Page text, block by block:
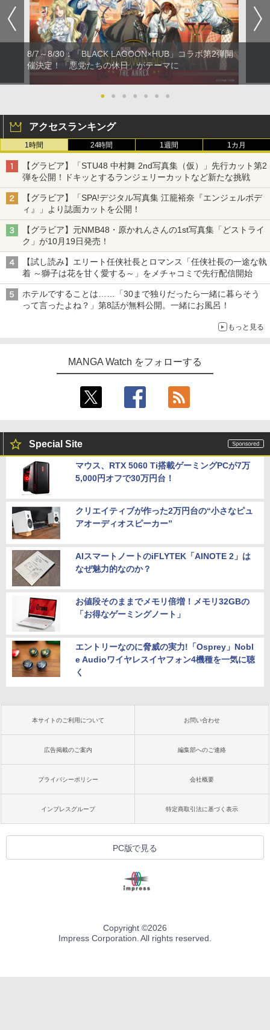
8/7～8/30：「BLACK LAGOON×HUB」コラボ第2弾開
催決定！「悪党たちの休日」がテーマに
● ● ● ● ● ● ●
アクセスランキング
1時間 24時間 1週間 1カ月
【グラビア】「STU48 中村舞 2nd写真集（仮）」先行カット第2
弾を公開！ドキッとするランジェリーカットなど新たな挑戦
【グラビア】「SPA!デジタル写真集 江籠裕奈『エンジェルボデ
ィ』」より誌面カットを公開！
【グラビア】元NMB48・原かれんさんの1st写真集「どストライ
ク」が10月19日発売！
【試し読み】エリート任侠社長とロマンス「任侠社長の一途な執
着 ～獅子は花を甘く愛する～」をメチャコミで先行配信開始
ホテルですることは……「30まで独りだったら一緒に暮らそう
って言ったよね？」第8話が無料公開。一緒にお風呂！
もっと見る
MANGA Watch をフォローする
Special Site
マウス、RTX 5060 Ti搭載ゲーミングPCが7万
5,000円オフで30万円台！
クリエイティブが作った2万円台の“小さなピュ
アオーディオスピーカー”
AIスマートノートのiFLYTEK「AINOTE 2」は
なぜ魅力的なのか？
お値段そのままでメモリ倍増！メモリ32GBの
「お得なゲーミングノート」
エントリーなのに脅威の実力!「Osprey」Nobl
e Audioワイヤレスイヤフォン4機種を一気に聴
く
本サイトのご利用について お問い合わせ
広告掲載のご案内 編集部へのご連絡
プライバシーポリシー 会社概要
インプレスグループ 特定商取引法に基づく表示
PC版で見る
Copyright ©2026
Impress Corporation. All rights reserved.